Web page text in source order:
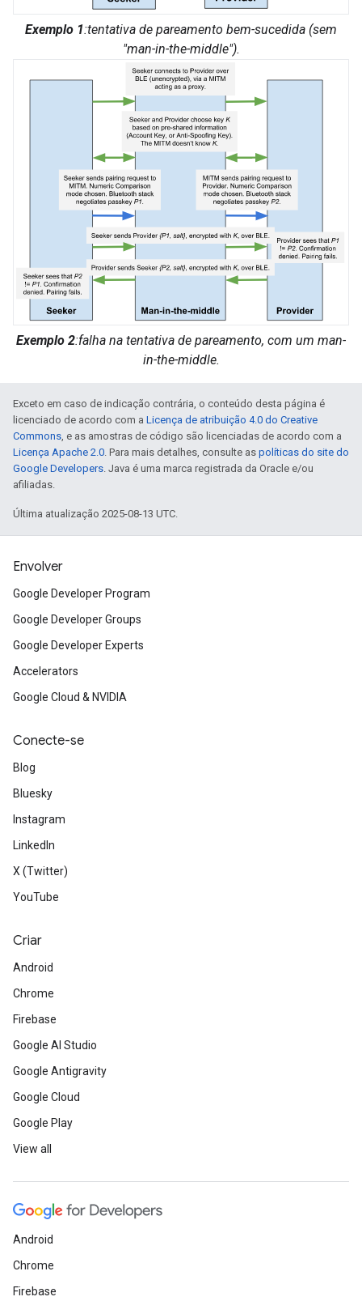
Exemplo 1:tentativa de pareamento bem-sucedida (sem
"man-in-the-middle").
Exemplo 2:falha na tentativa de pareamento, com um man-
in-the-middle.
Exceto em caso de indicação contrária, o conteúdo desta página é
licenciado de acordo com a Licença de atribuição 4.0 do Creative
Commons , e as amostras de código são licenciadas de acordo com a
Licença Apache 2.0 . Para mais detalhes, consulte as políticas do site do
Google Developers . Java é uma marca registrada da Oracle e/ou
afiliadas.
Última atualização 2025-08-13 UTC.
Envolver
Google Developer Program
Google Developer Groups
Google Developer Experts
Accelerators
Google Cloud & NVIDIA
Conecte-se
Blog
Bluesky
Instagram
LinkedIn
X (Twitter)
YouTube
Criar
Android
Chrome
Firebase
Google AI Studio
Google Antigravity
Google Cloud
Google Play
View all
Android
Chrome
Firebase